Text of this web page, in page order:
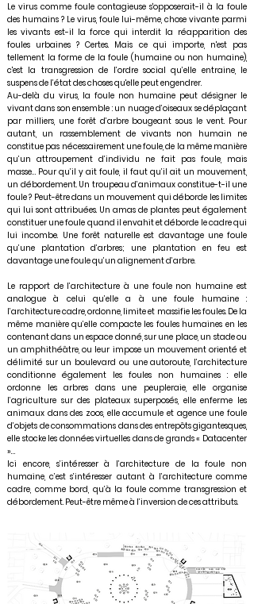
Le virus comme foule contagieuse s'opposerait-il à la foule
des humains ? Le virus, foule lui-même, chose vivante parmi
les vivants est-il la force qui interdit la réapparition des
foules urbaines ? Certes. Mais ce qui importe, n'est pas
tellement la forme de la foule (humaine ou non humaine),
c'est la transgression de l’ordre social qu’elle entraine, le
suspens de l’état des choses qu'elle peut engendrer.
Au-delà du virus, la foule non humaine peut désigner le
vivant dans son ensemble : un nuage d’oiseaux se déplaçant
par milliers, une forêt d’arbre bougeant sous le vent. Pour
autant, un rassemblement de vivants non humain ne
constitue pas nécessairement une foule, de la même manière
qu’un attroupement d’individu ne fait pas foule, mais
masse… Pour qu’il y ait foule, il faut qu’il ait un mouvement,
un débordement. Un troupeau d’animaux constitue-t-il une
foule ? Peut-être dans un mouvement qui déborde les limites
qui lui sont attribuées. Un amas de plantes peut également
constituer une foule quand il envahit et déborde le cadre qui
lui incombe. Une forêt naturelle est davantage une foule
qu’une plantation d’arbres; une plantation en feu est
davantage une foule qu’un alignement d’arbre.
Le rapport de l’architecture à une foule non humaine est
analogue à celui qu’elle a à une foule humaine :
l’architecture cadre, ordonne, limite et massifie les foules. De la
même manière qu’elle compacte les foules humaines en les
contenant dans un espace donné, sur une place, un stade ou
un amphithéâtre, ou leur impose un mouvement orienté et
délimité sur un boulevard ou une autoroute, l’architecture
conditionne également les foules non humaines : elle
ordonne les arbres dans une peupleraie, elle organise
l’agriculture sur des plateaux superposés, elle enferme les
animaux dans des zoos, elle accumule et agence une foule
d’objets de consommations dans des entrepôts gigantesques,
elle stocke les données virtuelles dans de grands « Datacenter
»…
Ici encore, s’intéresser à l’architecture de la foule non
humaine, c’est s’intéresser autant à l’architecture comme
cadre, comme bord, qu’à la foule comme transgression et
débordement. Peut-être même à l’inversion de ces attributs.